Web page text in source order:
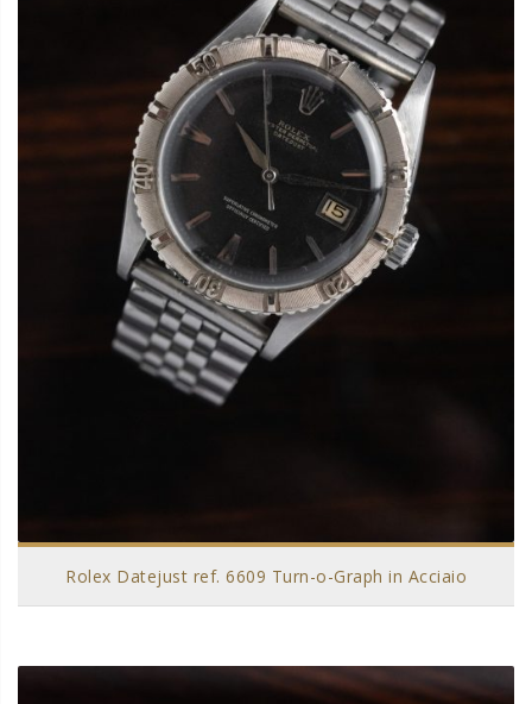
Rolex Datejust ref. 6609 Turn-o-Graph in Acciaio